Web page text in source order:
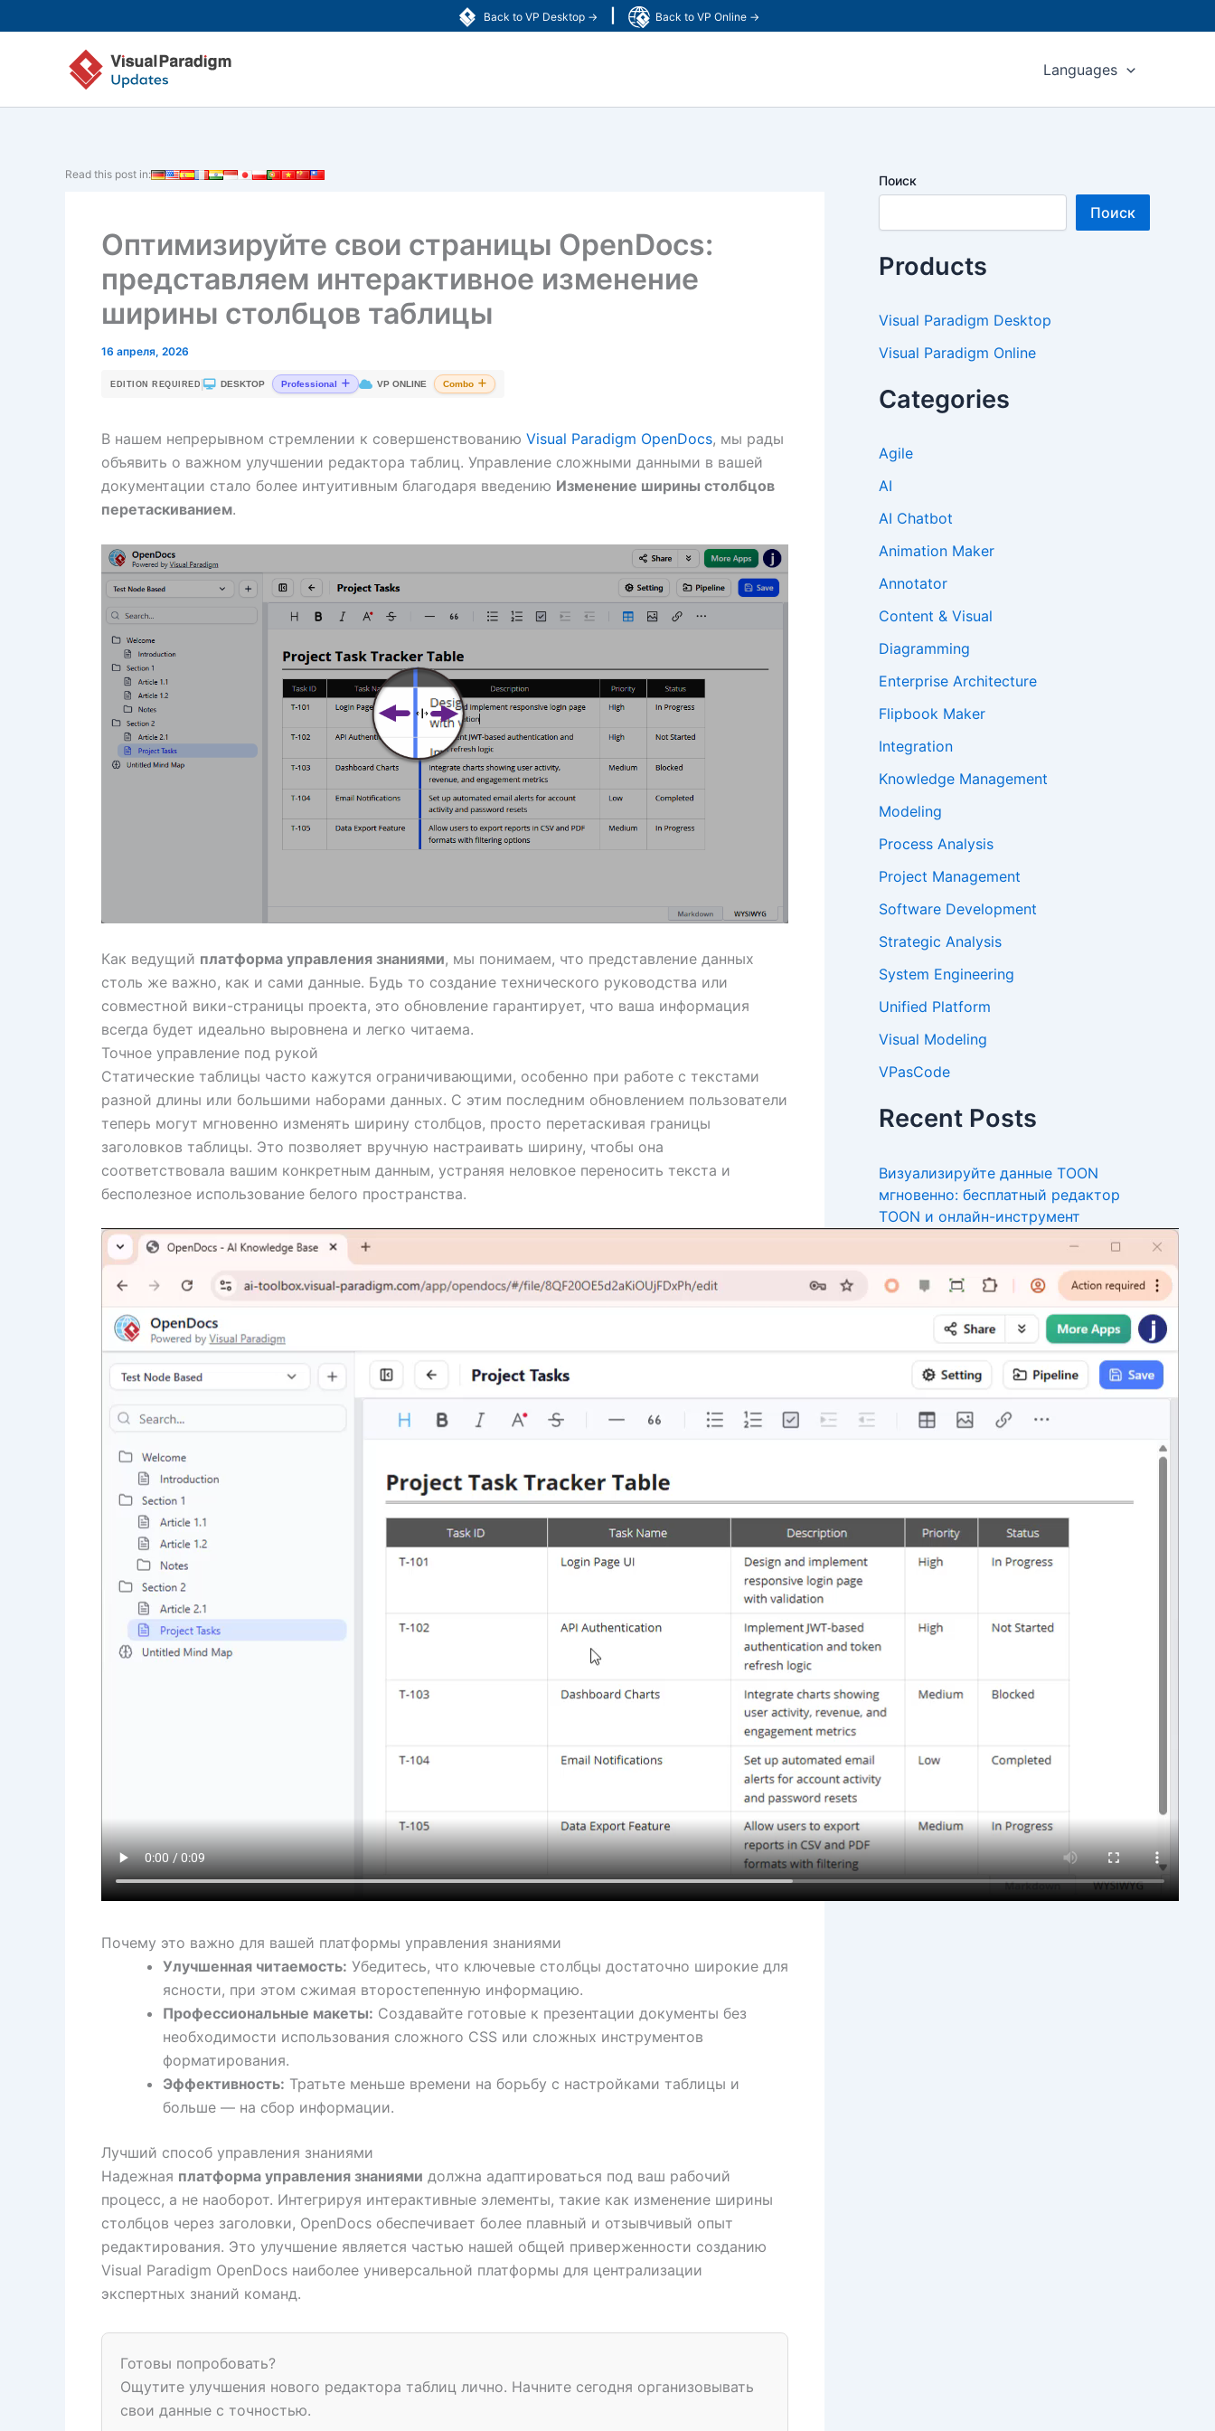
Back to VP Desktop → Back to VP Online →
к
содержимому
Languages
Read this post in:
Оптимизируйте свои страницы OpenDocs:
представляем интерактивное изменение
ширины столбцов таблицы
16 апреля, 2026
EDITION REQUIRED DESKTOP Professional VP ONLINE Combo
В нашем непрерывном стремлении к совершенствованию Visual Paradigm OpenDocs, мы рады
объявить о важном улучшении редактора таблиц. Управление сложными данными в вашей
документации стало более интуитивным благодаря введению Изменение ширины столбцов
перетаскиванием.
Как ведущий платформа управления знаниями, мы понимаем, что представление данных
столь же важно, как и сами данные. Будь то создание технического руководства или
совместной вики-страницы проекта, это обновление гарантирует, что ваша информация
всегда будет идеально выровнена и легко читаема.
Точное управление под рукой
Статические таблицы часто кажутся ограничивающими, особенно при работе с текстами
разной длины или большими наборами данных. С этим последним обновлением пользователи
теперь могут мгновенно изменять ширину столбцов, просто перетаскивая границы
заголовков таблицы. Это позволяет вручную настраивать ширину, чтобы она
соответствовала вашим конкретным данным, устраняя неловкое переносить текста и
бесполезное использование белого пространства.
Почему это важно для вашей платформы управления знаниями
Улучшенная читаемость: Убедитесь, что ключевые столбцы достаточно широкие для
ясности, при этом сжимая второстепенную информацию.
Профессиональные макеты: Создавайте готовые к презентации документы без
необходимости использования сложного CSS или сложных инструментов
форматирования.
Эффективность: Тратьте меньше времени на борьбу с настройками таблицы и
больше — на сбор информации.
Лучший способ управления знаниями
Надежная платформа управления знаниями должна адаптироваться под ваш рабочий
процесс, а не наоборот. Интегрируя интерактивные элементы, такие как изменение ширины
столбцов через заголовки, OpenDocs обеспечивает более плавный и отзывчивый опыт
редактирования. Это улучшение является частью нашей общей приверженности созданию
Visual Paradigm OpenDocs наиболее универсальной платформы для централизации
экспертных знаний команд.
Готовы попробовать?
Ощутите улучшения нового редактора таблиц лично. Начните сегодня организовывать
свои данные с точностью.
Поиск
Поиск
Products
Visual Paradigm Desktop
Visual Paradigm Online
Categories
Agile
AI
AI Chatbot
Animation Maker
Annotator
Content & Visual
Diagramming
Enterprise Architecture
Flipbook Maker
Integration
Knowledge Management
Modeling
Process Analysis
Project Management
Software Development
Strategic Analysis
System Engineering
Unified Platform
Visual Modeling
VPasCode
Recent Posts
Визуализируйте данные TOON
мгновенно: бесплатный редактор
TOON и онлайн-инструмент
Визуализируйте код JSONL и
NDJSON мгновенно | Бесплатный
онлайн-редактор JSONL и
инструмент диаграмм
Простое визуализация JSON с
комментариями: представляем
поддержку JSONC в VPasCode
Улучшите свою рабочую среду:
автоформатирование ECharts теперь
доступно в VPasCode!